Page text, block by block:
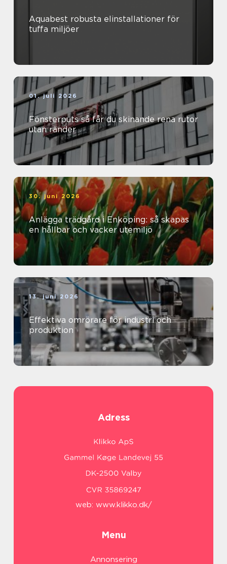
Aquabest robusta elinstallationer för
tuffa miljöer
01. juli 2026
Fönsterputs så får du skinande rena rutor
utan ränder
30. juni 2026
Anlägga trädgård i Enköping: så skapas
en hållbar och vacker utemiljö
13. juni 2026
Effektiva omrörare för industri och
produktion
Adress
web: www.klikko.dk/
Menu
Annonsering